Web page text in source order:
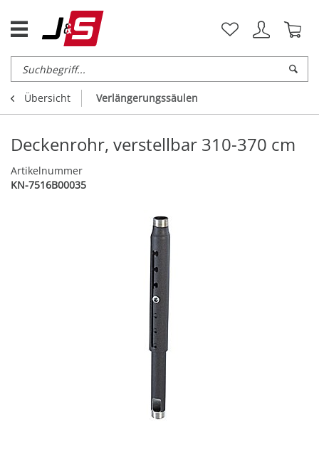
Übersicht Verlängerungssäulen
Deckenrohr, verstellbar 310-370 cm
Artikelnummer
KN-7516B00035